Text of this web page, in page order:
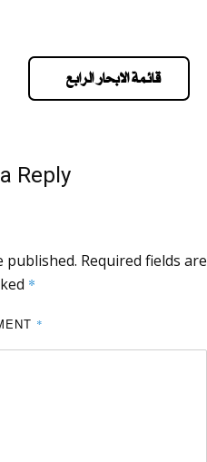
قائمة الابحار الرابع
Reply
published. Required fields are
*
*